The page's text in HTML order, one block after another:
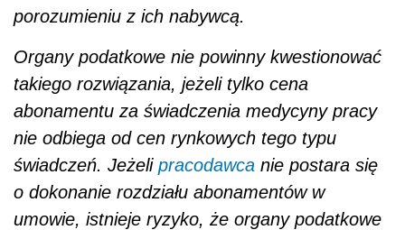
porozumieniu z ich nabywcą.
Organy podatkowe nie powinny kwestionować
takiego rozwiązania, jeżeli tylko cena
abonamentu za świadczenia medycyny pracy
nie odbiega od cen rynkowych tego typu
świadczeń. Jeżeli pracodawca nie postara się
o dokonanie rozdziału abonamentów w
umowie, istnieje ryzyko, że organy podatkowe